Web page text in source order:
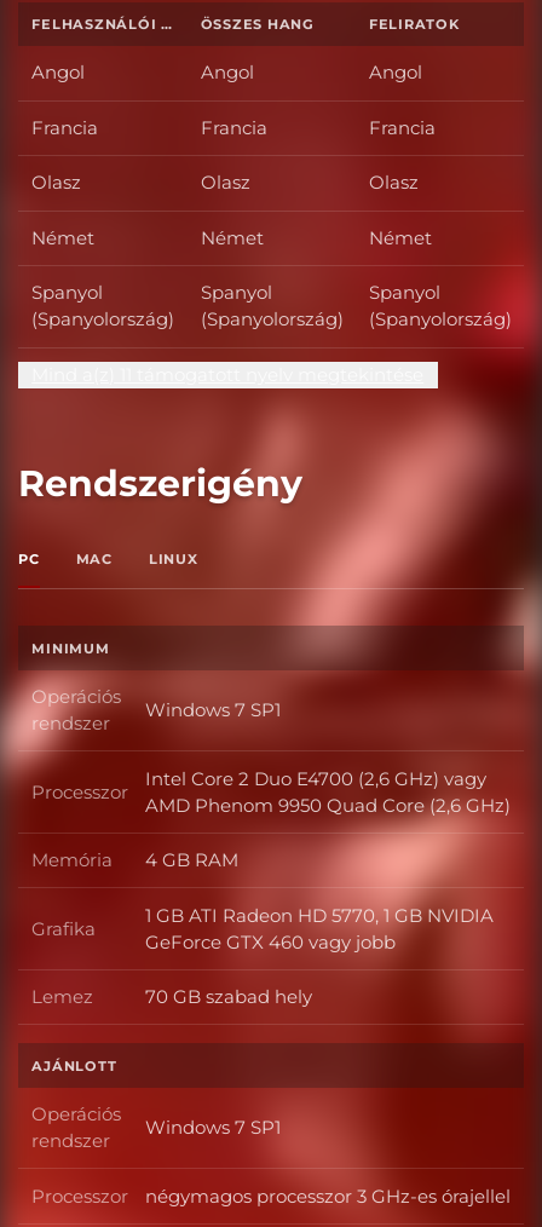
FELHASZNÁLÓI FELÜLET ÖSSZES HANG FELIRATOK
Angol Angol Angol
Francia Francia Francia
Olasz Olasz Olasz
Német Német Német
Spanyol
(Spanyolország)
Spanyol
(Spanyolország)
Spanyol
(Spanyolország)
Rendszerigény
PC MAC LINUX
MINIMUM
Operációs
rendszer
Operációs rendszer
Windows 7 SP1
Processzor Processzor
Intel Core 2 Duo E4700 (2,6 GHz) vagy
AMD Phenom 9950 Quad Core (2,6 GHz)
Memória Memória
4 GB RAM
Grafika Grafika
1 GB ATI Radeon HD 5770, 1 GB NVIDIA
GeForce GTX 460 vagy jobb
Lemez Lemez
70 GB szabad hely
AJÁNLOTT
Operációs
rendszer
Operációs rendszer
Windows 7 SP1
Processzor Processzor
négymagos processzor 3 GHz-es órajellel